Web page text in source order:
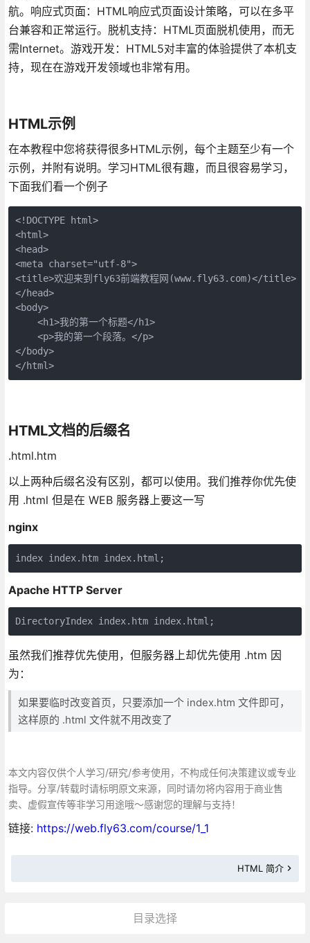
航。响应式页面：HTML响应式页面设计策略，可以在多平
台兼容和正常运行。脱机支持：HTML页面脱机使用，而无
需Internet。游戏开发：HTML5对丰富的体验提供了本机支
持，现在在游戏开发领域也非常有用。
HTML示例
在本教程中您将获得很多HTML示例，每个主题至少有一个
示例，并附有说明。学习HTML很有趣，而且很容易学习，
下面我们看一个例子
<!DOCTYPE html>
<html>
<head>
<meta charset="utf-8">
<title>欢迎来到fly63前端教程网(www.fly63.com)</title>
</head>
<body>
    <h1>我的第一个标题</h1>
    <p>我的第一个段落。</p>
</body>
</html>
HTML文档的后缀名
.html.htm
以上两种后缀名没有区别，都可以使用。我们推荐你优先使
用 .html 但是在 WEB 服务器上要这一写
nginx
Apache HTTP Server
虽然我们推荐优先使用，但服务器上却优先使用 .htm 因
为：
如果要临时改变首页，只要添加一个 index.htm 文件即可，
这样原的 .html 文件就不用改变了
本文内容仅供个人学习/研究/参考使用，不构成任何决策建议或专业
指导。分享/转载时请标明原文来源，同时请勿将内容用于商业售
卖、虚假宣传等非学习用途哦～感谢您的理解与支持！
链接: https://web.fly63.com/course/1_1
HTML 简介
目录选择